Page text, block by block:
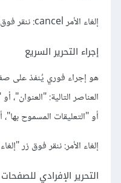
إلغاء الأمر cancel: ننقر فوق زر "إلغاء الأمر" لإلغاء وإيقاف التحرير المجمع لهذه الصفحات.
إجراء التحرير السريع
هو إجراء فوري يُنفذ على
العناصر التالية:
أو "التعليقات المسموح بها"،
إلغاء الأمر: ننقر فوق زر
التحرير الإفرادي للصفحات